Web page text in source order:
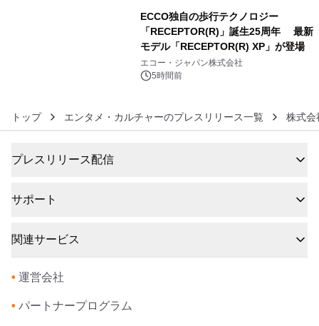
ECCO独自の歩行テクノロジー
「RECEPTOR(R)」誕生25周年 最新
モデル「RECEPTOR(R) XP」が登場
エコー・ジャパン株式会社
5時間前
トップ エンタメ・カルチャーのプレスリリース一覧 株式会
プレスリリース配信
サポート
関連サービス
• 運営会社
• パートナープログラム